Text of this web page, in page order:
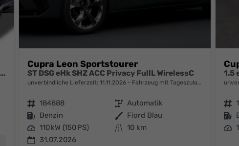
Plus FÖRDERFÄHIG+5J GARANTIE+ACC+18" ALU+LED+PDC+KLIMA
Fahrzeug parken
Cupra Leon Sportstourer
ST DSG eHk SHZ ACC Privacy FullL WirelessC
unverbindliche Lieferzeit: 11.11.2026 Fahrzeug mit Tageszulassung
Fahrzeugnr. 184888 Getriebe Automatik
Kraftstoff Benzin Außenfarbe Fiord Blau
Leistung 110 kW (150 PS) Kilometerstand 10 km
31.07.2026
1.5
Fahrzeugnr.
Kraftstoff
Leistung